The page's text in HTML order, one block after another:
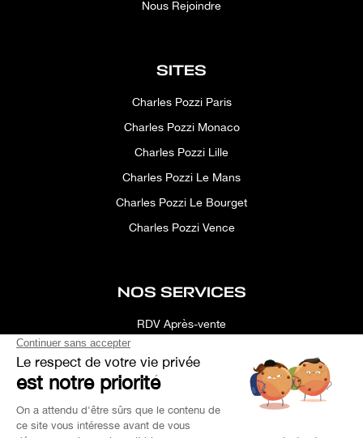
Nous Rejoindre
SITES
Charles Pozzi Paris
Charles Pozzi Monaco
Charles Pozzi Lille
Charles Pozzi Le Mans
Charles Pozzi Le Bourget
Charles Pozzi Vence
NOS SERVICES
RDV Après-vente
Simulateur
Recherche Personnalisée